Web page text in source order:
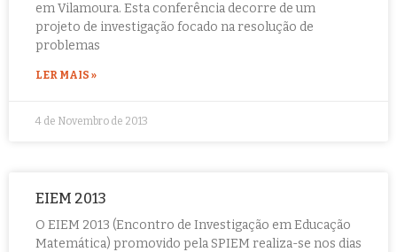
em Vilamoura. Esta conferência decorre de um
projeto de investigação focado na resolução de
problemas
LER MAIS »
4 de Novembro de 2013
EIEM 2013
O EIEM 2013 (Encontro de Investigação em Educação
Matemática) promovido pela SPIEM realiza-se nos dias